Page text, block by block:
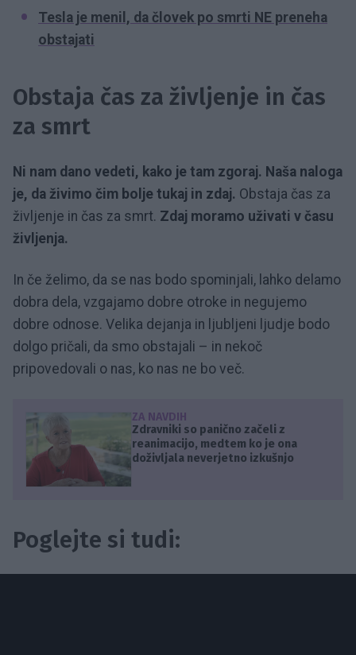
Tesla je menil, da človek po smrti NE preneha
obstajati
Obstaja čas za življenje in čas
za smrt
Ni nam dano vedeti, kako je tam zgoraj. Naša naloga
je, da živimo čim bolje tukaj in zdaj. Obstaja čas za
življenje in čas za smrt. Zdaj moramo uživati v času
življenja.
In če želimo, da se nas bodo spominjali, lahko delamo
dobra dela, vzgajamo dobre otroke in negujemo
dobre odnose. Velika dejanja in ljubljeni ljudje bodo
dolgo pričali, da smo obstajali – in nekoč
pripovedovali o nas, ko nas ne bo več.
ZA NAVDIH
Zdravniki so panično začeli z
reanimacijo, medtem ko je ona
doživljala neverjetno izkušnjo
Poglejte si tudi: